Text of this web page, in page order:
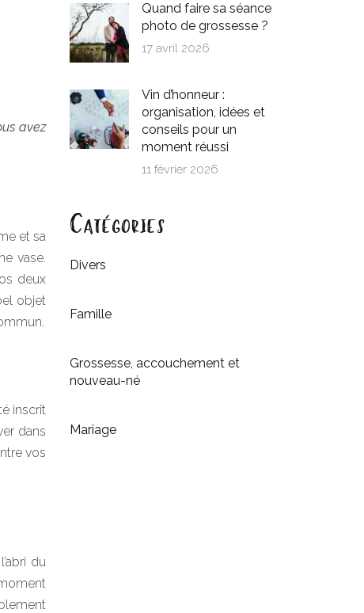
avez
et sa
vase.
deux
objet
inscrit
dans
vos
du
Quand faire sa séance
photo de grossesse ?
17 avril 2026
Vin d’honneur :
organisation, idées et
conseils pour un
moment réussi
11 février 2026
Catégories
Divers
Famille
Grossesse, accouchement et
nouveau-né
Mariage